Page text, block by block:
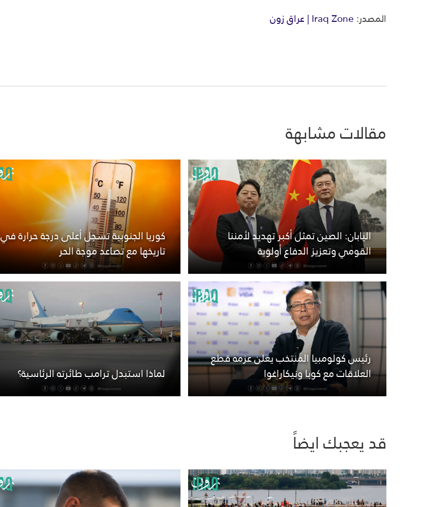
المصدر:Iraq Zone | عراق زون
مقالات مشابهة
اليابان: الصين تمثل أكبر تهديد لأمننا
القومي وتعزيز الدفاع أولوية
كوريا الجنوبية تسجل أعلى درجة حرارة في
تاريخها مع تصاعد موجة الحر
رئيس كولومبيا المنتخب يعلن عزمه قطع
العلاقات مع كوبا ونيكاراغوا لماذا استبدل ترامب طائرته الرئاسية؟
قد يعجبك ايضاً